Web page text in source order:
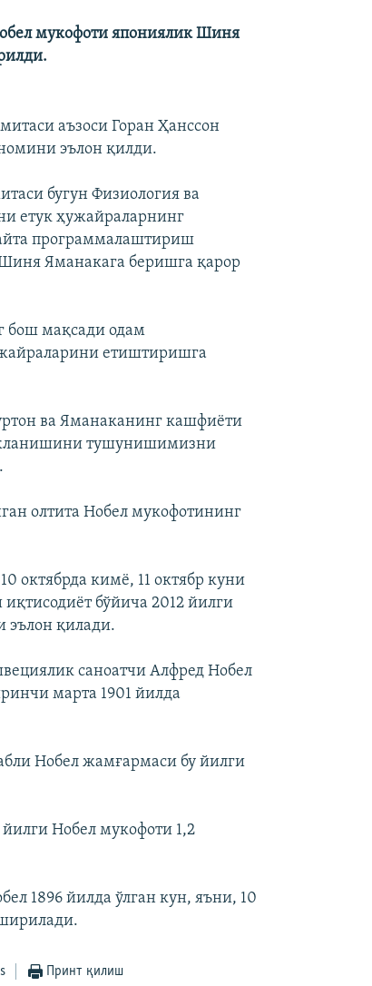
мукофоти япониялик Шиня
аъзоси Горан Ҳанссон
эълон қилди.
бугун Физиология ва
етук ҳужайраларнинг
программалаштириш
Яманакага беришга қарор
бош мақсади одам
етиштиришга
ва Яманаканинг кашфиёти
тушунишимизни
олтита Нобел мукофотининг
октябрда кимё, 11 октябр куни
иқтисодиёт бўйича 2012 йилги
эълон қилади.
саноатчи Алфред Нобел
марта 1901 йилда
Нобел жамғармаси бу йилги
Нобел мукофоти 1,2
1896 йилда ўлган кун, яъни, 10
Принт қилиш